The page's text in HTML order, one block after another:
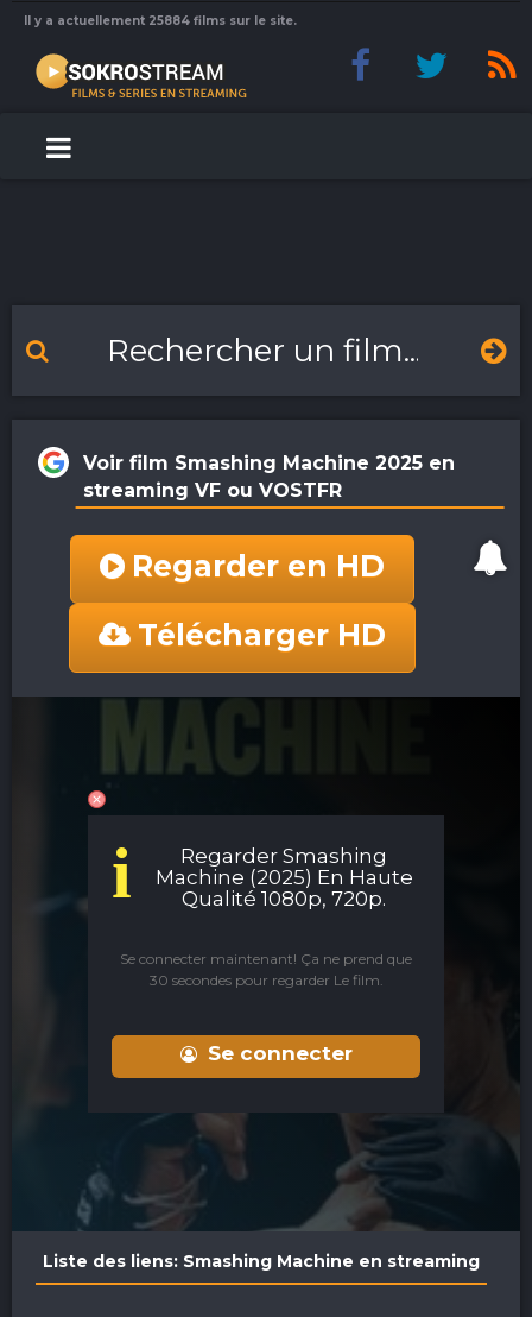
Il y a actuellement 25884 films sur le site.
Voir film Smashing Machine 2025 en
streaming VF ou VOSTFR
Regarder en HD
Télécharger HD
i
Regarder Smashing
Machine (2025) En Haute
Qualité 1080p, 720p.
Se connecter maintenant! Ça ne prend que
30 secondes pour regarder Le film.
Se connecter
Liste des liens: Smashing Machine en streaming